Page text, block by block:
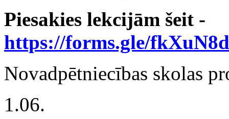
Piesakies lekcijām šeit -
https://forms.gle/
Novadpētniecības skolas
1.06.